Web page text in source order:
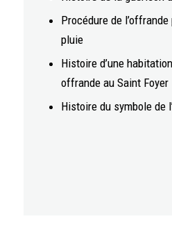
Procédure de
pluie
Histoire d’une
offrande au Saint Foyer
Histoire du symbole de